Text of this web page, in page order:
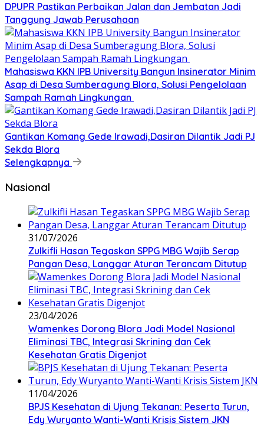
DPUPR Pastikan Perbaikan Jalan dan Jembatan Jadi
Tanggung Jawab Perusahaan
Mahasiswa KKN IPB University Bangun Insinerator Minim
Asap di Desa Sumberagung Blora, Solusi Pengelolaan
Sampah Ramah Lingkungan ‎
Gantikan Komang Gede Irawadi,Dasiran Dilantik Jadi PJ
Sekda Blora
Selengkapnya
Nasional
31/07/2026
Zulkifli Hasan Tegaskan SPPG MBG Wajib Serap
Pangan Desa, Langgar Aturan Terancam Ditutup
23/04/2026
Wamenkes Dorong Blora Jadi Model Nasional
Eliminasi TBC, Integrasi Skrining dan Cek
Kesehatan Gratis Digenjot
11/04/2026
BPJS Kesehatan di Ujung Tekanan: Peserta Turun,
Edy Wuryanto Wanti-Wanti Krisis Sistem JKN